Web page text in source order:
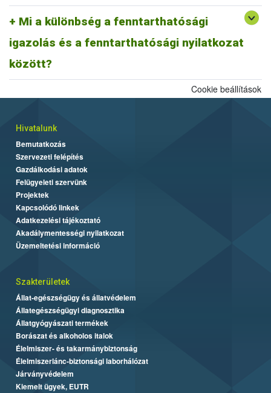
Mi a különbség a fenntarthatósági
igazolás és a fenntarthatósági nyilatkozat
között?
A fentiek alapján fenntarthatósági nyilatkozatnak minősül a
biomassza igazolás is, ahogyan egy ISCC farm nyilatkozat is,
más tagállami fenntarthatósági rendszer szerinti fenntarthatósági
dokumentum is.
Cookie beállítások
Hivatalunk
Bemutatkozás
Szervezeti felépítés
Gazdálkodási adatok
Felügyeleti szervünk
Projektek
Kapcsolódó linkek
Adatkezelési tájékoztató
Akadálymentességi nyilatkozat
Üzemeltetési információ
Szakterületek
Állat-egészségügy és állatvédelem
Állategészségügyi diagnosztika
Állatgyógyászati termékek
Borászat és alkoholos italok
Élelmiszer- és takarmánybiztonság
Élelmiszerlánc-biztonsági laborhálózat
Járványvédelem
Kiemelt ügyek, EUTR